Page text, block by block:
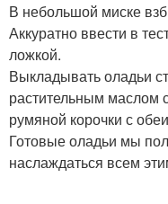
В небольшой миске
Аккуратно ввести в
ложкой.
Выкладывать оладьи
растительным маслом
румяной корочки с
Готовые оладьи мы
наслаждаться всем